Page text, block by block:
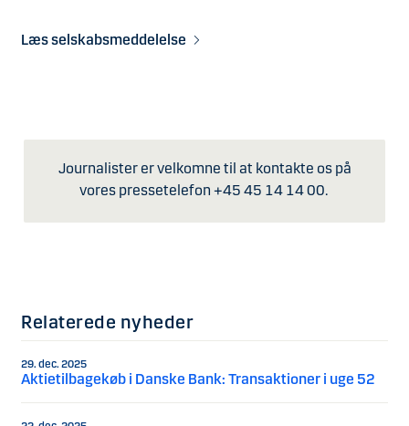
Læs selskabsmeddelelse
Journalister er velkomne til at kontakte os på
vores pressetelefon +45 45 14 14 00.
Relaterede nyheder
29. dec. 2025
Aktietilbagekøb i Danske Bank: Transaktioner i uge 52